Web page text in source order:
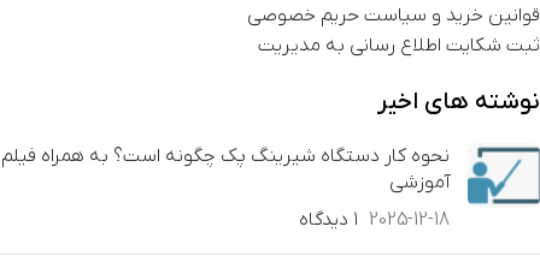
قوانین خرید و سیاست حریم خصوصی
ثبت شکایت اطلاع رسانی به مدیریت
نوشته های اخیر
نحوه کار دستگاه شیرینگ پک چگونه است؟ به همراه فیلم
آموزشی
2025-12-18 ۱ دیدگاه